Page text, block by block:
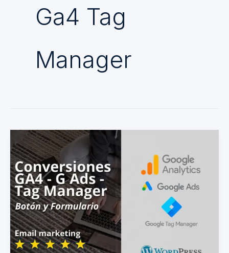
Ga4 Tag
Manager
Conversiones
con
GA4
y
Google
Tag
Manager:
anuncios